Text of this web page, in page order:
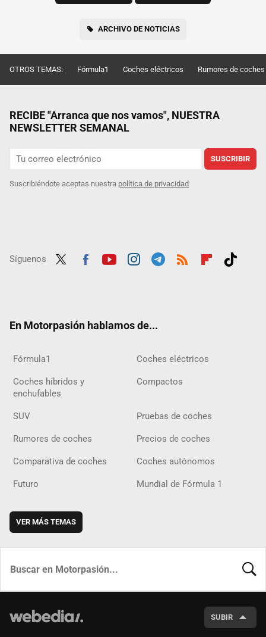
ARCHIVO DE NOTICIAS
OTROS TEMAS: Fórmula1 Coches eléctricos Rumores de coches
RECIBE "Arranca que nos vamos", NUESTRA
NEWSLETTER SEMANAL
SUSCRIBIR
Suscribiéndote aceptas nuestra política de privacidad
Síguenos
En Motorpasión hablamos de...
Fórmula1 Coches eléctricos
Coches híbridos y
enchufables
Compactos
SUV Pruebas de coches
Rumores de coches Precios de coches
Comparativa de coches Coches autónomos
Futuro Mundial de Fórmula 1
VER MÁS TEMAS
SUBIR